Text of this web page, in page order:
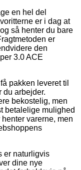
en hel del
er i dag at
så henter du bare
er
den
3.0 ACE
pakken leveret til
arbejder.
bekostelig, men
betalelige mulighed
varerne, men
er naturligvis
dine nye